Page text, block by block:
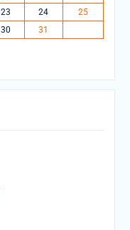
23 24
25
30 31